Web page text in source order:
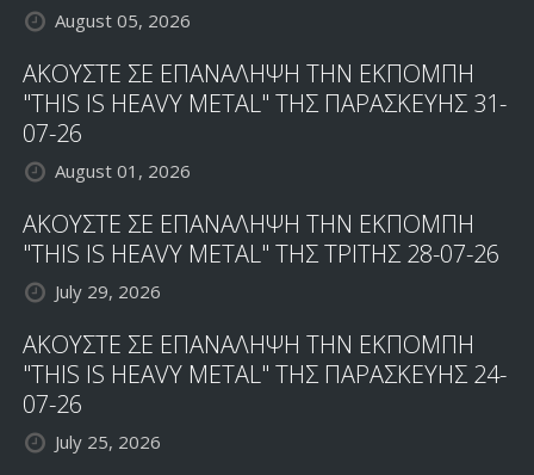
August 05, 2026
ΑΚΟΥΣΤΕ ΣΕ ΕΠΑΝΑΛΗΨΗ ΤΗΝ ΕΚΠΟΜΠΗ
"THIS IS HEAVY METAL" ΤΗΣ ΠΑΡΑΣΚΕΥΗΣ 31-
07-26
August 01, 2026
ΑΚΟΥΣΤΕ ΣΕ ΕΠΑΝΑΛΗΨΗ ΤΗΝ ΕΚΠΟΜΠΗ
"THIS IS HEAVY METAL" ΤΗΣ ΤΡΙΤΗΣ 28-07-26
July 29, 2026
ΑΚΟΥΣΤΕ ΣΕ ΕΠΑΝΑΛΗΨΗ ΤΗΝ ΕΚΠΟΜΠΗ
"THIS IS HEAVY METAL" ΤΗΣ ΠΑΡΑΣΚΕΥΗΣ 24-
07-26
July 25, 2026